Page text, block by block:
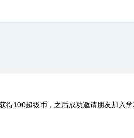
100超级币，之后成功邀请朋友加入